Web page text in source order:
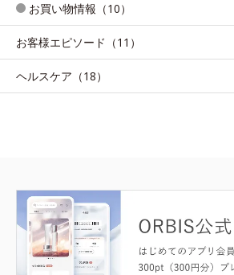
お買い物情報（10）
お客様エピソード（11）
ヘルスケア（18）